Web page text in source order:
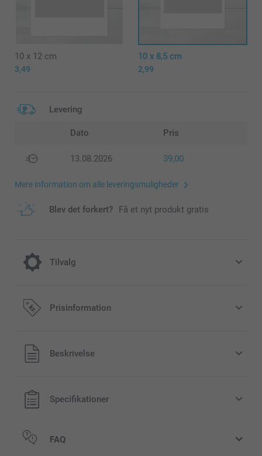
10 x 12 cm
3,49
10 x 8,5 cm
2,99
Levering
Dato Pris
13.08.2026 39,00
Mere information om alle leveringsmuligheder
Blev det forkert? Få et nyt produkt gratis
Tilvalg
Farve effekt
Sepia
Prisinformation
Alle priser inklusive moms og uden
forsendelsesomkostninger
Beskrivelse
Specifikationer
FAQ